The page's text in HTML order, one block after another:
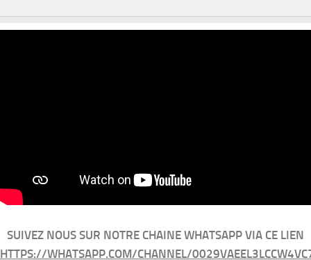
SUIVEZ NOUS SUR NOTRE CHAINE WHATSAPP VIA CE LIEN
HTTPS://WHATSAPP.COM/CHANNEL/